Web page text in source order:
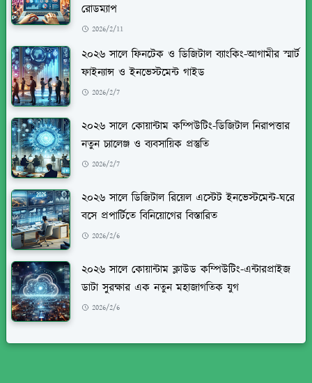
রোডম্যাপ
2026/2/11
২০২৬ সালে ফিনটেক ও ডিজিটাল ব্যাংকিং-আগামীর স্মার্ট
ফাইন্যান্স ও ইনভেস্টমেন্ট গাইড
2026/2/7
২০২৬ সালে কোয়ান্টাম কম্পিউটিং-ডিজিটাল নিরাপত্তার
নতুন চ্যালেঞ্জ ও ব্যবসায়িক প্রস্তুতি
2026/2/7
২০২৬ সালে ডিজিটাল রিয়েল এস্টেট ইনভেস্টমেন্ট-ঘরে
বসে প্রপার্টিতে বিনিয়োগের বিস্তারিত
2026/2/6
২০২৬ সালে কোয়ান্টাম ক্লাউড কম্পিউটিং-এন্টারপ্রাইজ
ডাটা সুরক্ষার এক নতুন মহাজাগতিক যুগ
2026/2/6